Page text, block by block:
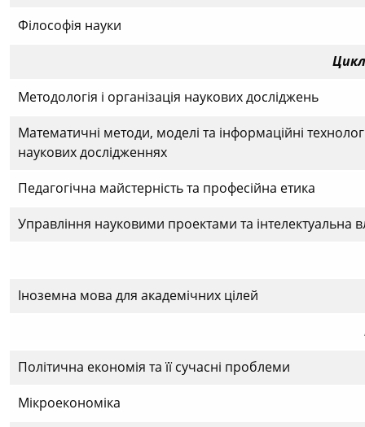
Філософія науки
Методологія і організація наукових досліджень
Математичні методи, моделі та інформаційні
наукових дослідженнях
Педагогічна майстерність та професійна етика
Управління науковими проектами та інтелектуальна
Іноземна мова для академічних цілей
Політична економія та її сучасні проблеми
Мікроекономіка